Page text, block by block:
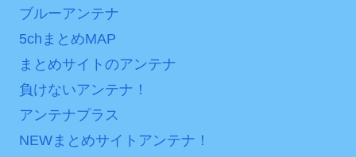
Powered by livedoor 相
互RSS
び出した… 他
ブルーアンテナ
5chまとめMAP
まとめサイトのアンテナ
負けないアンテナ！
アンテナプラス
NEWまとめサイトアンテナ！